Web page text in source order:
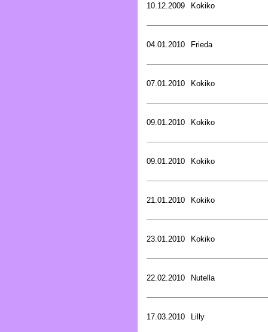
10.12.2009 Kokiko
04.01.2010 Frieda
07.01.2010 Kokiko
09.01.2010 Kokiko
09.01.2010 Kokiko
21.01.2010 Kokiko
23.01.2010 Kokiko
22.02.2010 Nutella
17.03.2010 Lilly